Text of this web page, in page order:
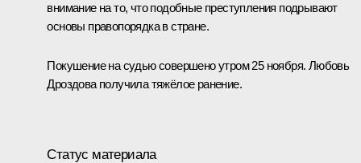
внимание на то, что подобные преступления подрывают
основы правопорядка в стране.
Покушение на судью совершено утром 25 ноября. Любовь
Дроздова получила тяжёлое ранение.
Статус материала